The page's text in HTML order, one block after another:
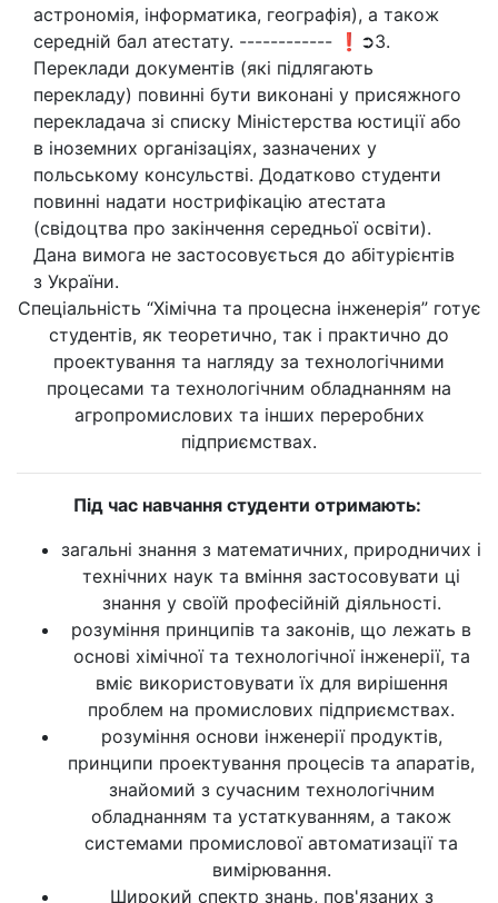
астрономія, інформатика, географія), а також
середній бал атестату. ------------ ❗➲3.
Переклади документів (які підлягають
перекладу) повинні бути виконані у присяжного
перекладача зі списку Міністерства юстиції або
в іноземних організаціях, зазначених у
польському консульстві. Додатково студенти
повинні надати нострифікацію атестата
(свідоцтва про закінчення середньої освіти).
Дана вимога не застосовується до абітурієнтів
з України.
Спеціальність “Хімічна та процесна інженерія” готує
студентів, як теоретично, так і практично до
проектування та нагляду за технологічними
процесами та технологічним обладнанням на
агропромислових та інших переробних
підприємствах.
Під час навчання студенти отримають:
загальні знання з математичних, природничих і
технічних наук та вміння застосовувати ці
знання у своїй професійній діяльності.
розуміння принципів та законів, що лежать в
основі хімічної та технологічної інженерії, та
вміє використовувати їх для вирішення
проблем на промислових підприємствах.
розуміння основи інженерії продуктів,
принципи проектування процесів та апаратів,
знайомий з сучасним технологічним
обладнанням та устаткуванням, а також
системами промислової автоматизації та
вимірювання.
Широкий спектр знань, пов'язаних з